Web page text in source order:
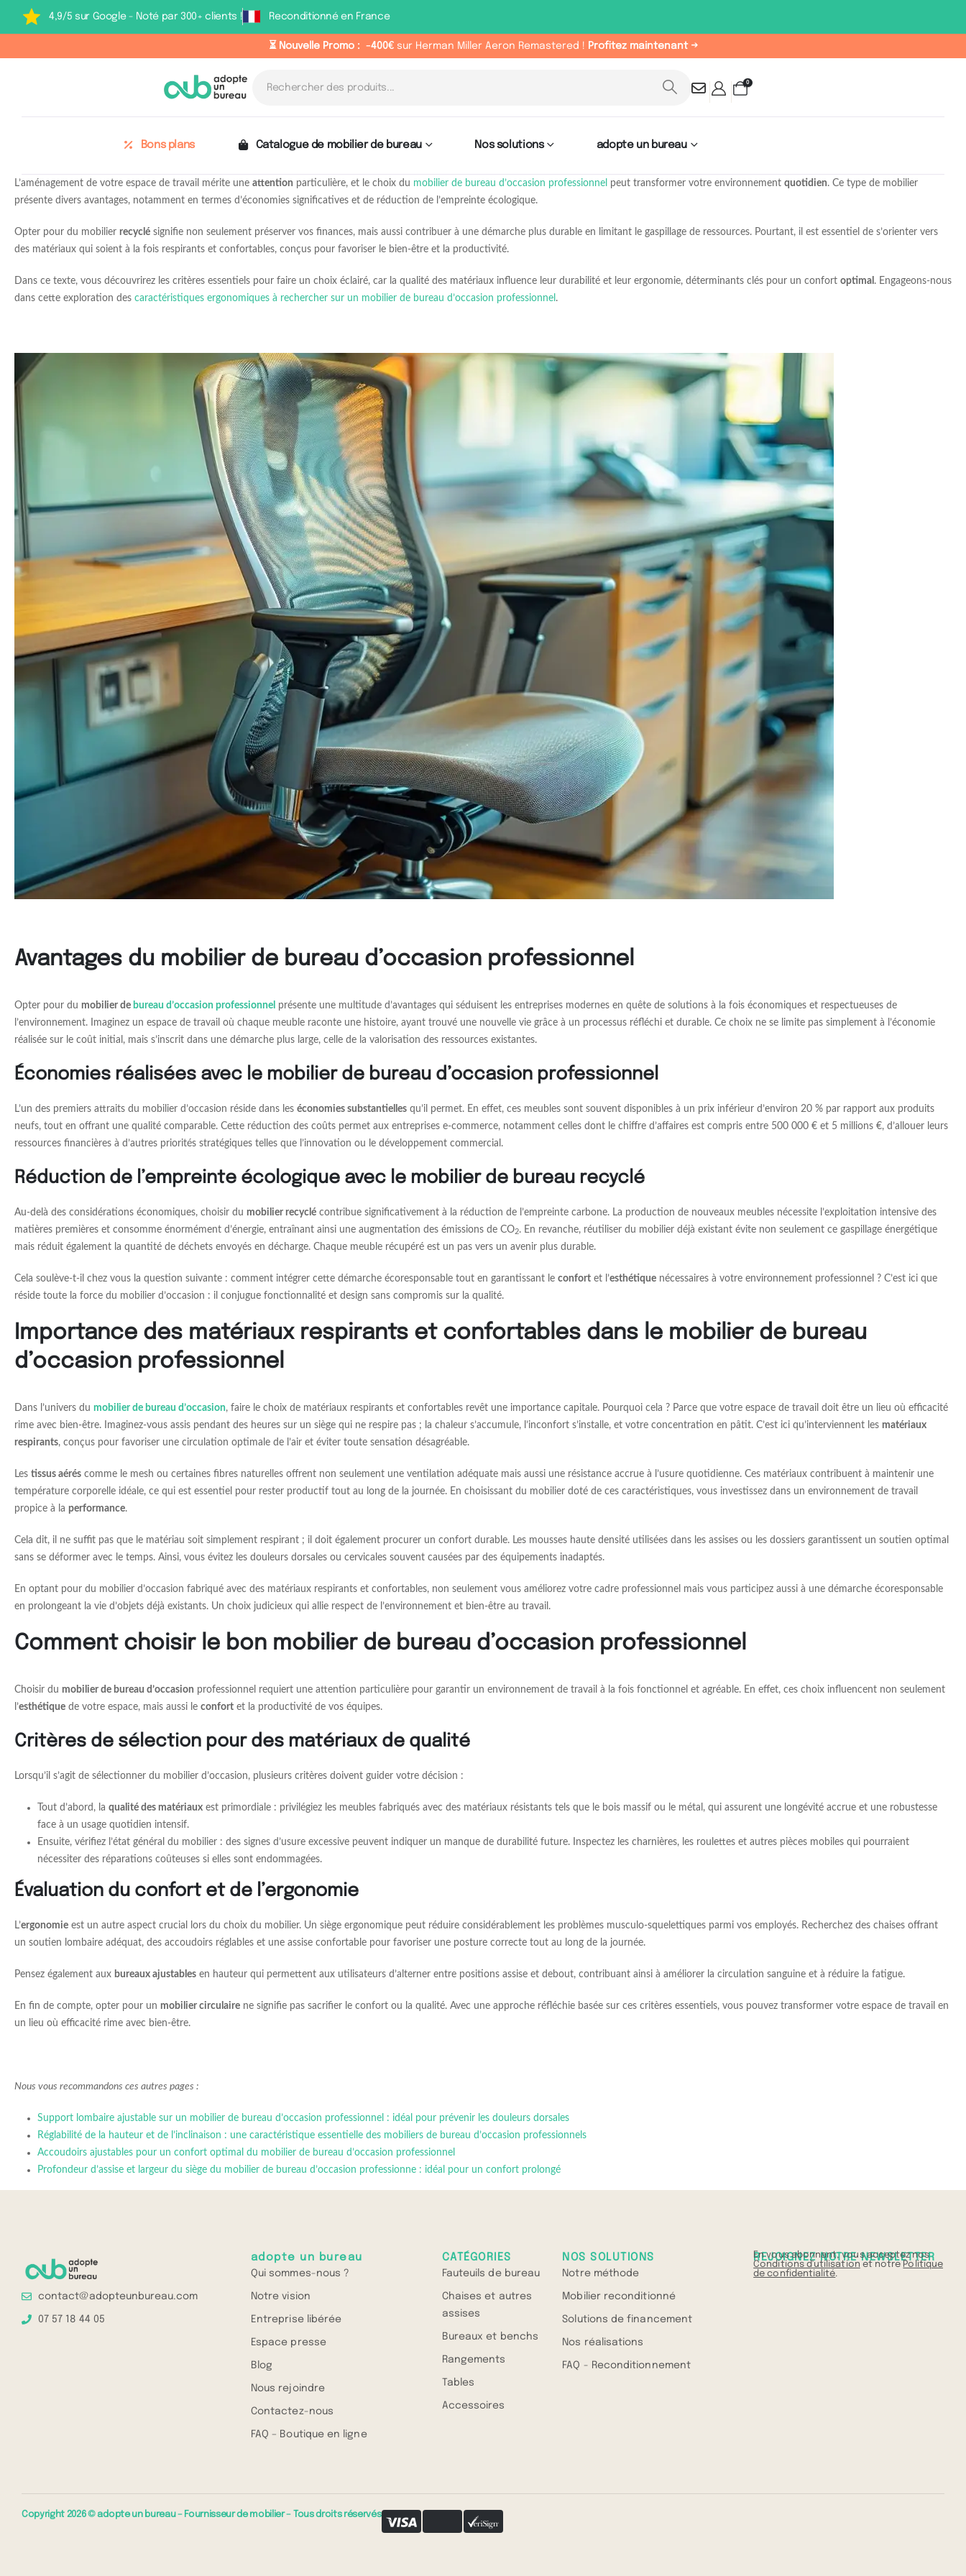
4,9/5 sur Google - Noté par 300+ clients ! Reconditionné en France
⏳ Nouvelle Promo : -400€sur Herman Miller Aeron Remastered ! Profitez maintenant →
0
Bons plans Catalogue de mobilier de bureau Nos solutions adopte un bureau
L’aménagement de votre espace de travail mérite une attention particulière, et le choix du mobilier de bureau d’occasion professionnel peut transformer votre environnement quotidien. Ce type de mobilier
présente divers avantages, notamment en termes d’économies significatives et de réduction de l’empreinte écologique.
Opter pour du mobilier recyclé signifie non seulement préserver vos finances, mais aussi contribuer à une démarche plus durable en limitant le gaspillage de ressources. Pourtant, il est essentiel de s’orienter vers
des matériaux qui soient à la fois respirants et confortables, conçus pour favoriser le bien-être et la productivité.
Dans ce texte, vous découvrirez les critères essentiels pour faire un choix éclairé, car la qualité des matériaux influence leur durabilité et leur ergonomie, déterminants clés pour un confort optimal . Engageons-nous
dans cette exploration des caractéristiques ergonomiques à rechercher sur un mobilier de bureau d’occasion professionnel .
Avantages du mobilier de bureau d’occasion professionnel
Opter pour du mobilier de bureau d’occasion professionnel présente une multitude d’avantages qui séduisent les entreprises modernes en quête de solutions à la fois économiques et respectueuses de
l’environnement. Imaginez un espace de travail où chaque meuble raconte une histoire, ayant trouvé une nouvelle vie grâce à un processus réfléchi et durable. Ce choix ne se limite pas simplement à l’économie
réalisée sur le coût initial, mais s’inscrit dans une démarche plus large, celle de la valorisation des ressources existantes.
Économies réalisées avec le mobilier de bureau d’occasion professionnel
L’un des premiers attraits du mobilier d’occasion réside dans les économies substantielles qu’il permet. En effet, ces meubles sont souvent disponibles à un prix inférieur d’environ 20 % par rapport aux produits
neufs, tout en offrant une qualité comparable. Cette réduction des coûts permet aux entreprises e-commerce, notamment celles dont le chiffre d’affaires est compris entre 500 000 € et 5 millions €, d’allouer leurs
ressources financières à d’autres priorités stratégiques telles que l’innovation ou le développement commercial.
Réduction de l’empreinte écologique avec le mobilier de bureau recyclé
Au-delà des considérations économiques, choisir du mobilier recyclé contribue significativement à la réduction de l’empreinte carbone. La production de nouveaux meubles nécessite l’exploitation intensive des
matières premières et consomme énormément d’énergie, entraînant ainsi une augmentation des émissions de CO2. En revanche, réutiliser du mobilier déjà existant évite non seulement ce gaspillage énergétique
mais réduit également la quantité de déchets envoyés en décharge. Chaque meuble récupéré est un pas vers un avenir plus durable.
Cela soulève-t-il chez vous la question suivante : comment intégrer cette démarche écoresponsable tout en garantissant le confort et l’esthétique nécessaires à votre environnement professionnel ? C’est ici que
réside toute la force du mobilier d’occasion : il conjugue fonctionnalité et design sans compromis sur la qualité.
Importance des matériaux respirants et confortables dans le mobilier de bureau
d’occasion professionnel
Dans l’univers du mobilier de bureau d’occasion, faire le choix de matériaux respirants et confortables revêt une importance capitale. Pourquoi cela ? Parce que votre espace de travail doit être un lieu où efficacité
rime avec bien-être. Imaginez-vous assis pendant des heures sur un siège qui ne respire pas ; la chaleur s’accumule, l’inconfort s’installe, et votre concentration en pâtit. C’est ici qu’interviennent les matériaux
respirants, conçus pour favoriser une circulation optimale de l’air et éviter toute sensation désagréable.
Les tissus aérés comme le mesh ou certaines fibres naturelles offrent non seulement une ventilation adéquate mais aussi une résistance accrue à l’usure quotidienne. Ces matériaux contribuent à maintenir une
température corporelle idéale, ce qui est essentiel pour rester productif tout au long de la journée. En choisissant du mobilier doté de ces caractéristiques, vous investissez dans un environnement de travail
propice à la performance.
Cela dit, il ne suffit pas que le matériau soit simplement respirant ; il doit également procurer un confort durable. Les mousses haute densité utilisées dans les assises ou les dossiers garantissent un soutien optimal
sans se déformer avec le temps. Ainsi, vous évitez les douleurs dorsales ou cervicales souvent causées par des équipements inadaptés.
En optant pour du mobilier d’occasion fabriqué avec des matériaux respirants et confortables, non seulement vous améliorez votre cadre professionnel mais vous participez aussi à une démarche écoresponsable
en prolongeant la vie d’objets déjà existants. Un choix judicieux qui allie respect de l’environnement et bien-être au travail.
Comment choisir le bon mobilier de bureau d’occasion professionnel
Choisir du mobilier de bureau d’occasion professionnel requiert une attention particulière pour garantir un environnement de travail à la fois fonctionnel et agréable. En effet, ces choix influencent non seulement
l’esthétique de votre espace, mais aussi le confort et la productivité de vos équipes.
Critères de sélection pour des matériaux de qualité
Lorsqu’il s’agit de sélectionner du mobilier d’occasion, plusieurs critères doivent guider votre décision :
Tout d’abord, la qualité des matériaux est primordiale : privilégiez les meubles fabriqués avec des matériaux résistants tels que le bois massif ou le métal, qui assurent une longévité accrue et une robustesse
face à un usage quotidien intensif.
Ensuite, vérifiez l’état général du mobilier : des signes d’usure excessive peuvent indiquer un manque de durabilité future. Inspectez les charnières, les roulettes et autres pièces mobiles qui pourraient
nécessiter des réparations coûteuses si elles sont endommagées.
Évaluation du confort et de l’ergonomie
L’ergonomie est un autre aspect crucial lors du choix du mobilier. Un siège ergonomique peut réduire considérablement les problèmes musculo-squelettiques parmi vos employés. Recherchez des chaises offrant
un soutien lombaire adéquat, des accoudoirs réglables et une assise confortable pour favoriser une posture correcte tout au long de la journée.
Pensez également aux bureaux ajustables en hauteur qui permettent aux utilisateurs d’alterner entre positions assise et debout, contribuant ainsi à améliorer la circulation sanguine et à réduire la fatigue.
En fin de compte, opter pour un mobilier circulaire ne signifie pas sacrifier le confort ou la qualité. Avec une approche réfléchie basée sur ces critères essentiels, vous pouvez transformer votre espace de travail en
un lieu où efficacité rime avec bien-être.
Nous vous recommandons ces autres pages :
Support lombaire ajustable sur un mobilier de bureau d’occasion professionnel : idéal pour prévenir les douleurs dorsales
Réglabilité de la hauteur et de l’inclinaison : une caractéristique essentielle des mobiliers de bureau d’occasion professionnels
Accoudoirs ajustables pour un confort optimal du mobilier de bureau d’occasion professionnel
Profondeur d’assise et largeur du siège du mobilier de bureau d’occasion professionne : idéal pour un confort prolongé
contact@adopteunbureau.com
07 57 18 44 05
adopte un bureau
Qui sommes-nous ?
Notre vision
Entreprise libérée
Espace presse
Blog
Nous rejoindre
Contactez-nous
FAQ – Boutique en ligne
CATÉGORIES
Fauteuils de bureau
Chaises et autres
assises
Bureaux et benchs
Rangements
Tables
Accessoires
NOS SOLUTIONS
Notre méthode
Mobilier reconditionné
Solutions de financement
Nos réalisations
FAQ - Reconditionnement
REJOIGNEZ NOTRE NEWSLETTER
En vous abonnant, vous acceptez nos
Conditions d'utilisation et notre Politique
de confidentialité.
Copyright 2026 © adopte un bureau – Fournisseur de mobilier – Tous droits réservés